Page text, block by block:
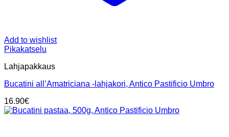
Add to wishlist
Pikakatselu
Lahjapakkaus
Bucatini all’Amatriciana -lahjakori, Antico Pastificio Umbro
16.90€